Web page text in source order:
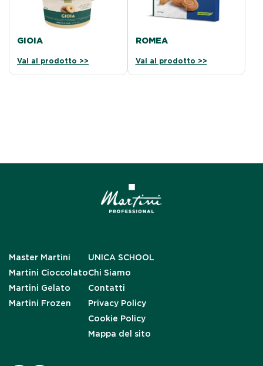
GIOIA
Vai al prodotto >>
ROMEA
Vai al prodotto >>
Master Martini
Martini Cioccolato
Martini Gelato
Martini Frozen
UNICA SCHOOL
Chi Siamo
Contatti
Privacy Policy
Cookie Policy
Mappa del sito